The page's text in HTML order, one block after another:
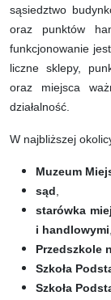
sąsiedztwo
oraz punktów
funkcjonowanie
liczne sklepy,
oraz miejsca
działalność.
W najbliższej
Muzeum
sąd
starówka
i handlowymi
Przedszkole
Szkoła
Szkoła